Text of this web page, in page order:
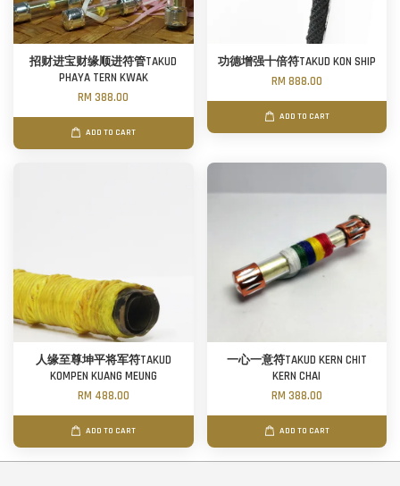
招财进宝财缘顺进符管TAKUD
PHAYA TERN KWAK
RM 388.00
ADD TO CART
功德增强十倍符TAKUD KON SHIP
RM 888.00
ADD TO CART
人缘至尊坤平将军符TAKUD
KOMPEN KUANG MEUNG
RM 488.00
ADD TO CART
一心一意符TAKUD KERN CHIT
KERN CHAI
RM 388.00
ADD TO CART